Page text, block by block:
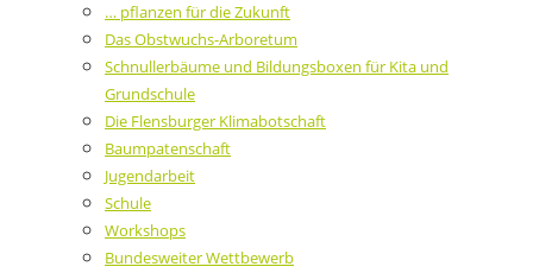
… pflanzen für die Zukunft
Das Obstwuchs-Arboretum
Schnullerbäume und Bildungsboxen für Kita und
Grundschule
Die Flensburger Klimabotschaft
Baumpatenschaft
Jugendarbeit
Schule
Workshops
Bundesweiter Wettbewerb